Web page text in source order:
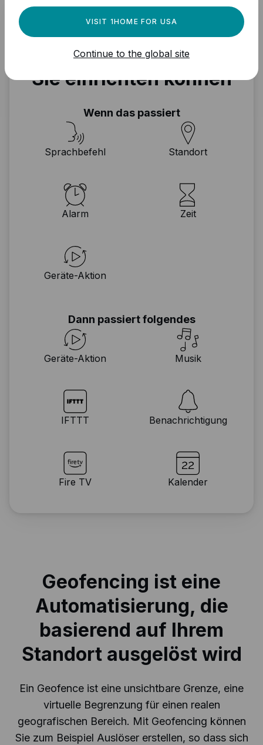
KNX
Automatisierungen, die
Sie einrichten können
Wenn das passiert
Sprachbefehl Standort
Alarm Zeit
Geräte-Aktion
Dann passiert folgendes
Geräte-Aktion Musik
IFTTT Benachrichtigung
Fire TV Kalender
Geofencing ist eine
Automatisierung, die
basierend auf Ihrem
Standort ausgelöst wird
Ein Geofence ist eine unsichtbare Grenze, eine
virtuelle Begrenzung für einen realen
geografischen Bereich. Mit Geofencing können
Sie zum Beispiel Auslöser erstellen, so dass sich
VISIT 1HOME FOR USA
Continue to the global site